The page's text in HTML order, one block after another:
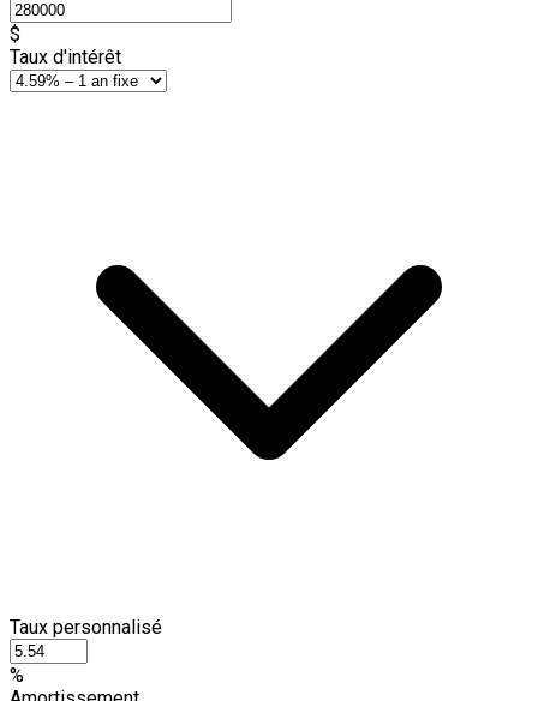
$
Taux d'intérêt
Taux personnalisé
%